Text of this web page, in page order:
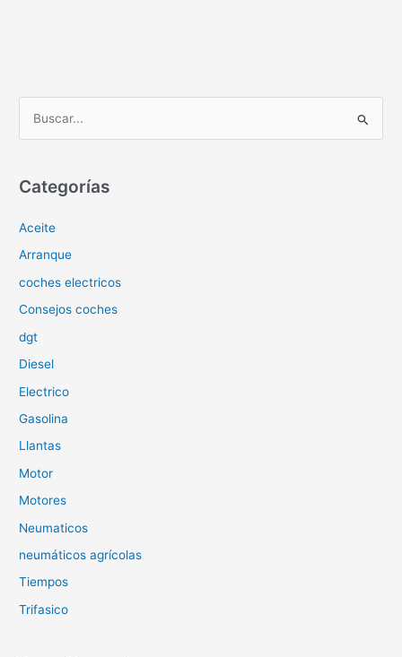
c
r
p
o
Categorías
Aceite
Arranque
coches electricos
Consejos coches
dgt
Diesel
Electrico
Gasolina
Llantas
Motor
Motores
Neumaticos
neumáticos agrícolas
Tiempos
Trifasico